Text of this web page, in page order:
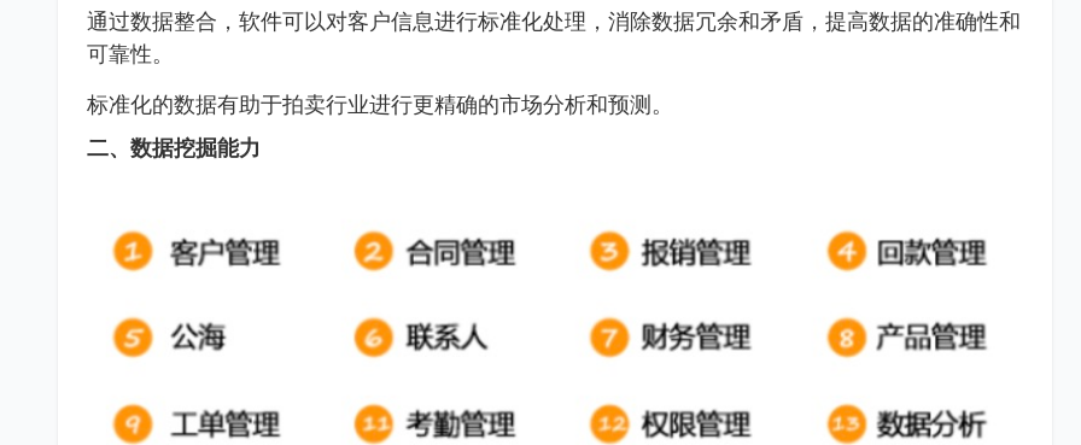
通过数据整合，软件可以对客户信息进行标准化处理，消除数据冗余和矛盾，提高数据的准确性和
可靠性。
标准化的数据有助于拍卖行业进行更精确的市场分析和预测。
二、数据挖掘能力